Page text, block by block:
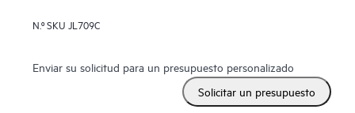
N.º SKU JL709C
Enviar su solicitud para un presupuesto personalizado
Solicitar un presupuesto